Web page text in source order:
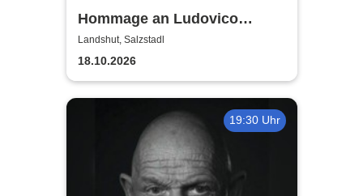
Hommage an Ludovico
Einaudi - von Jonah Stabe
Landshut, Salzstadl
18.10.2026
19:30 Uhr